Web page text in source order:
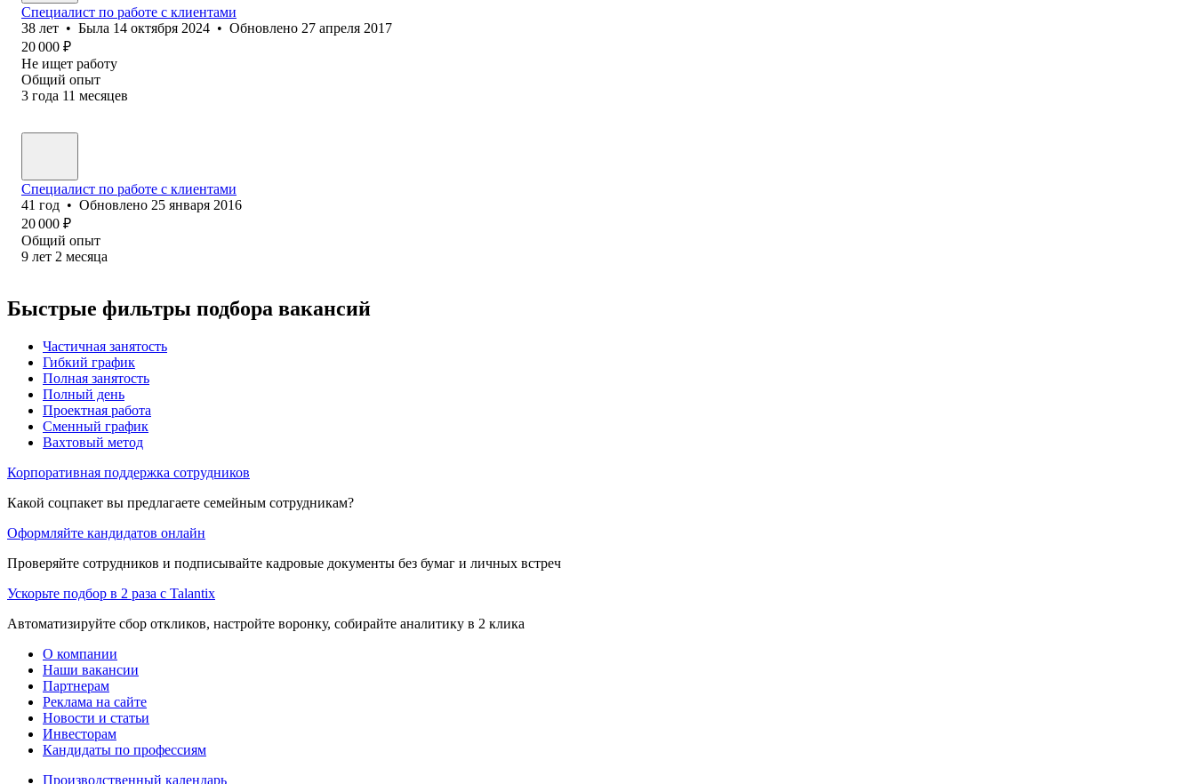
Специалист по работе с клиентами
38 лет • Была 14 октября 2024 • Обновлено 27 апреля 2017
20 000 ₽
Не ищет работу
Общий опыт
3 года 11 месяцев
Специалист по работе с клиентами
41 год • Обновлено 25 января 2016
20 000 ₽
Общий опыт
9 лет 2 месяца
Быстрые фильтры подбора вакансий
Частичная занятость
Гибкий график
Полная занятость
Полный день
Проектная работа
Сменный график
Вахтовый метод
Корпоративная поддержка сотрудников
Какой соцпакет вы предлагаете семейным сотрудникам?
Оформляйте кандидатов онлайн
Проверяйте сотрудников и подписывайте кадровые документы без бумаг и личных встреч
Ускорьте подбор в 2 раза с Talantix
Автоматизируйте сбор откликов, настройте воронку, собирайте аналитику в 2 клика
О компании
Наши вакансии
Партнерам
Реклама на сайте
Новости и статьи
Инвесторам
Кандидаты по профессиям
Производственный календарь